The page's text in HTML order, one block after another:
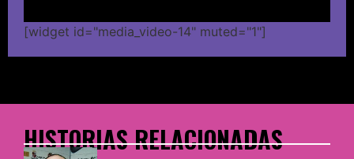
[widget id="media_video-14" muted="1"]
HISTORIAS RELACIONADAS